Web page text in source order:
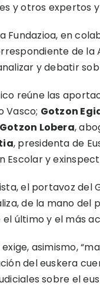
y otros expertos
Fundazioa, en
de la
y debatir
reúne las
Vasco; Gotzon
Gotzon Lobera,
, presidenta de
Escolar y
el portavoz del
de la mano del
el último y el más
exige, asimismo,
del euskera
sobre el